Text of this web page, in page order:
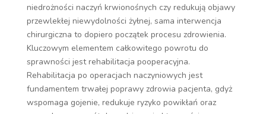
niedrożności naczyń krwionośnych czy redukują objawy
przewlekłej niewydolności żyłnej, sama interwencja
chirurgiczna to dopiero początek procesu zdrowienia.
Kluczowym elementem całkowitego powrotu do
sprawności jest rehabilitacja pooperacyjna.
Rehabilitacja po operacjach naczyniowych jest
fundamentem trwałej poprawy zdrowia pacjenta, gdyż
wspomaga gojenie, redukuje ryzyko powikłań oraz